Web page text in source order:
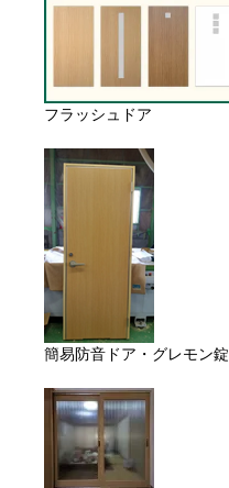
フラッシュドア
簡易防音ドア・グレモン錠